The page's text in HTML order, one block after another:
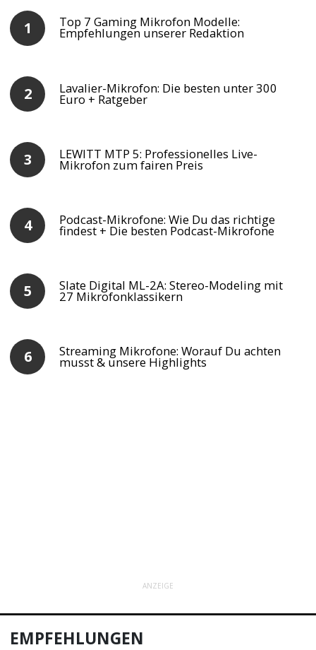
Top 7 Gaming Mikrofon Modelle:
Empfehlungen unserer Redaktion
Lavalier-Mikrofon: Die besten unter 300
Euro + Ratgeber
LEWITT MTP 5: Professionelles Live-
Mikrofon zum fairen Preis
Podcast-Mikrofone: Wie Du das richtige
findest + Die besten Podcast-Mikrofone
Slate Digital ML-2A: Stereo-Modeling mit
27 Mikrofonklassikern
Streaming Mikrofone: Worauf Du achten
musst & unsere Highlights
ANZEIGE
EMPFEHLUNGEN